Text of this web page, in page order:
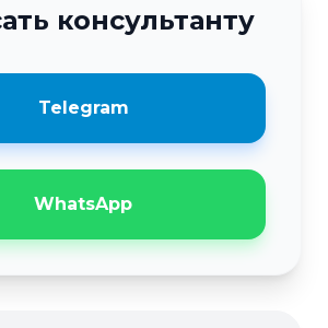
консультанту
Telegram
WhatsApp